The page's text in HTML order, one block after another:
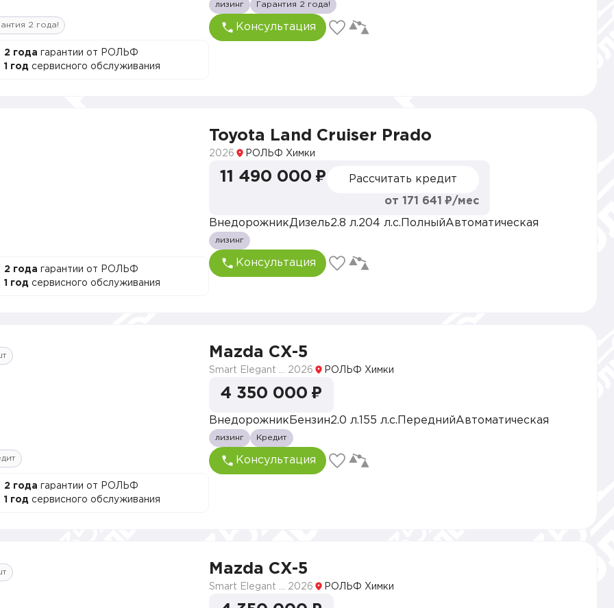
2 года!
2 года гарантии от РОЛЬФ
1 год сервисного обслуживания
лизинг Гарантия 2 года!
Консультация
2 года гарантии от РОЛЬФ
1 год сервисного обслуживания
Toyota Land Cruiser Prado
2026 РОЛЬФ Химки
11 490 000 ₽ Рассчитать кредит
от 171 641 ₽/мес
ВнедорожникДизель2.8 л.204 л.с. ПолныйАвтоматическая
лизинг
Консультация
2 года гарантии от РОЛЬФ
1 год сервисного обслуживания
Mazda CX-5
2026 РОЛЬФ Химки
4 350 000 ₽
Внедорожник Бензин2.0 л. 155 л.с. ПереднийАвтоматическая
лизинг Кредит
Консультация
Mazda CX-5
2026 РОЛЬФ Химки